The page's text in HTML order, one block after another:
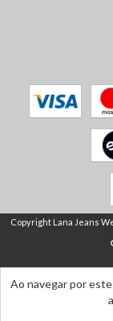
Ao navegar por
Copyright Lana Jeans